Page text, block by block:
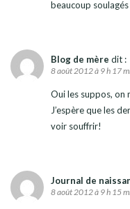
beaucoup
Blog de mère dit :
8 août 2012 à 9 h 17
Oui les suppos, on
J’espère que les
voir souffrir!
Journal de
8 août 2012 à 9 h 15